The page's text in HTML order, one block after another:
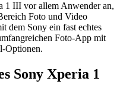
1 III vor allem Anwender an,
Foto und Video
dem Sony ein fast echtes
Foto-App mit
Optionen.
Sony Xperia 1